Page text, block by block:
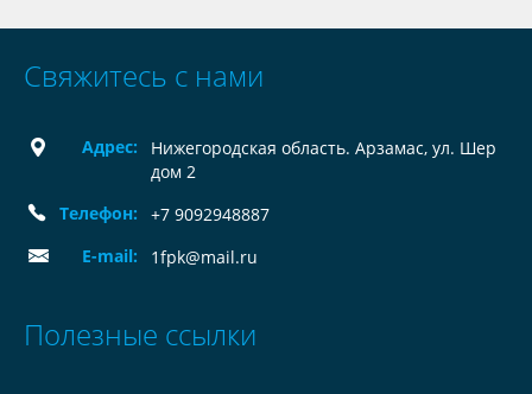
Свяжитесь с нами
Адрес:
Нижегородская область. Арзамас, ул. Шер
дом 2
Телефон:
+7 9092948887
E-mail:
1fpk@mail.ru
Полезные ссылки